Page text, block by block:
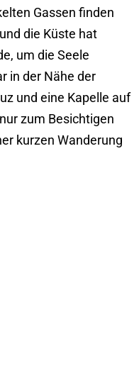
Gassen finden
die Küste hat
um die Seele
in der Nähe der
und eine Kapelle auf
zum Besichtigen
kurzen Wanderung